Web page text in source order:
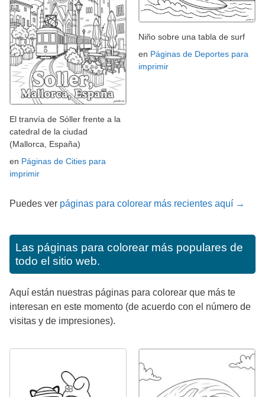
El tranvía de Sóller frente a la
catedral de la ciudad
(Mallorca, España)
en Páginas de Cities para
imprimir
Niño sobre una tabla de surf
en Páginas de Deportes para
imprimir
Puedes ver páginas para colorear más recientes aquí →
Las páginas para colorear más populares de
todo el sitio web.
Aquí están nuestras páginas para colorear que más te
interesan en este momento (de acuerdo con el número de
visitas y de impresiones).